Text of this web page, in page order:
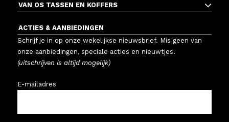
VAN OS TASSEN EN KOFFERS
ACTIES & AANBIEDINGEN
Schrijf je in op onze wekelijkse nieuwsbrief. Mis geen van
onze aanbiedingen, speciale acties en nieuwtjes.
(uitschrijven is altijd mogelijk)
E-mailadres